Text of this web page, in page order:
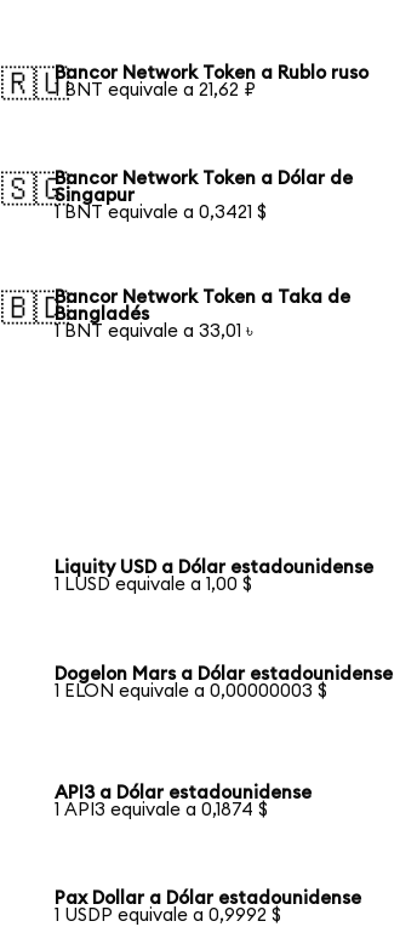
🇷🇺Bancor Network Token a Rublo ruso
1 BNT equivale a 21,62 ₽
🇸🇬Bancor Network Token a Dólar de
Singapur
1 BNT equivale a 0,3421 $
🇧🇩Bancor Network Token a Taka de
Bangladés
1 BNT equivale a 33,01 ৳
Liquity USD a Dólar estadounidense
1 LUSD equivale a 1,00 $
Dogelon Mars a Dólar estadounidense
1 ELON equivale a 0,00000003 $
API3 a Dólar estadounidense
1 API3 equivale a 0,1874 $
Pax Dollar a Dólar estadounidense
1 USDP equivale a 0,9992 $